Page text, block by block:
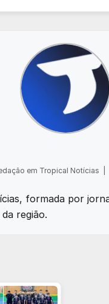
em Tropical Notícias
formada por
região.